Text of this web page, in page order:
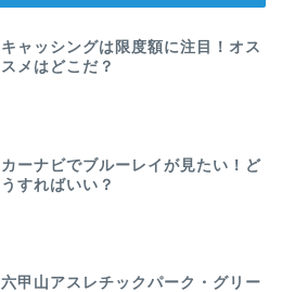
キャッシングは限度額に注目！オス
スメはどこだ？
カーナビでブルーレイが見たい！ど
うすればいい？
六甲山アスレチックパーク・グリー